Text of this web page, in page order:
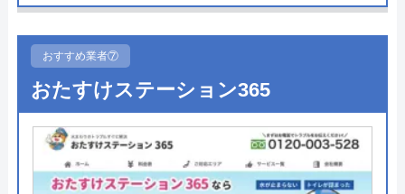
●受付時間
●定休日 ―
●出張見積もり
出張見積もり無料※作業がある場
合は出張費別途3,240円頂戴致しま
す
おすすめ業者⑦
おたすけステーション365